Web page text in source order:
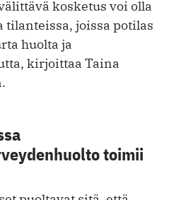
kosketus voi olla
tilanteissa, joissa potilas
huolta ja
kirjoittaa Taina
toimii